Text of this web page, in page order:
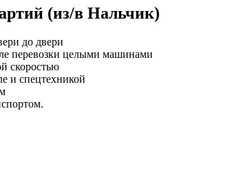
(из/в Нальчик)
до двери
перевозки целыми машинами
скоростью
и спецтехникой